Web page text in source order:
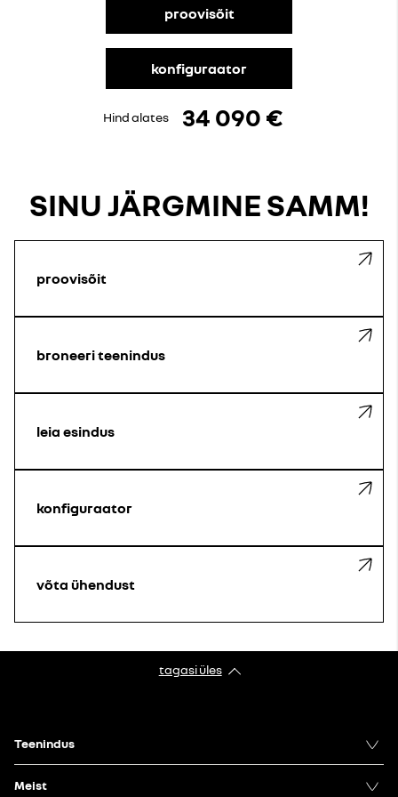
proovisõit
konfiguraator
Hind alates 34 090 €
SINU JÄRGMINE SAMM!
proovisõit
broneeri teenindus
leia esindus
konfiguraator
võta ühendust
tagasi üles
Teenindus
Meist